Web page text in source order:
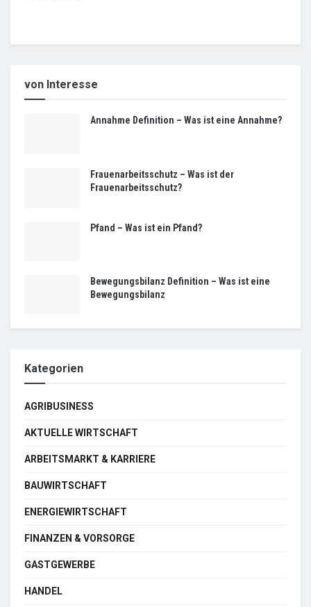
von Interesse
Annahme Definition – Was ist eine Annahme?
Frauenarbeitsschutz – Was ist der
Frauenarbeitsschutz?
Pfand – Was ist ein Pfand?
Bewegungsbilanz Definition – Was ist eine
Bewegungsbilanz
Kategorien
AGRIBUSINESS
AKTUELLE WIRTSCHAFT
ARBEITSMARKT & KARRIERE
BAUWIRTSCHAFT
ENERGIEWIRTSCHAFT
FINANZEN & VORSORGE
GASTGEWERBE
HANDEL